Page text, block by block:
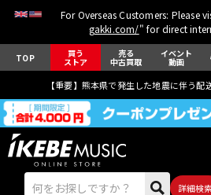
For Overseas Customers: Please
gakki.com/" for direct
TOP 買う
ストア
売る
中古買取
イベント
動画
【重要】熊本県で発生した地震に伴う配
詳細検